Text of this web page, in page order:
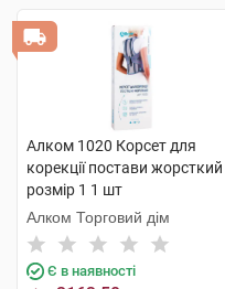
Алком 1020 Корсет для
корекції постави жорсткий
розмір 1 1 шт
Алком Торговий дім
Є в наявності